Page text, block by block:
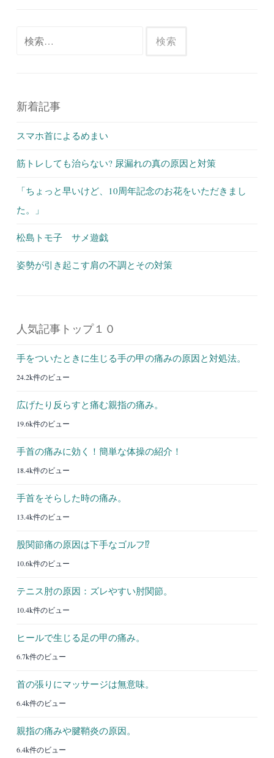
新着記事
スマホ首によるめまい
筋トレしても治らない? 尿漏れの真の原因と対策
「ちょっと早いけど、10周年記念のお花をいただきまし
た。」
松島トモ子 サメ遊戯
姿勢が引き起こす肩の不調とその対策
人気記事トップ１０
手をついたときに生じる手の甲の痛みの原因と対処法。
24.2k件のビュー
広げたり反らすと痛む親指の痛み。
19.6k件のビュー
手首の痛みに効く！簡単な体操の紹介！
18.4k件のビュー
手首をそらした時の痛み。
13.4k件のビュー
股関節痛の原因は下手なゴルフ⁉︎
10.6k件のビュー
テニス肘の原因：ズレやすい肘関節。
10.4k件のビュー
ヒールで生じる足の甲の痛み。
6.7k件のビュー
首の張りにマッサージは無意味。
6.4k件のビュー
親指の痛みや腱鞘炎の原因。
6.4k件のビュー